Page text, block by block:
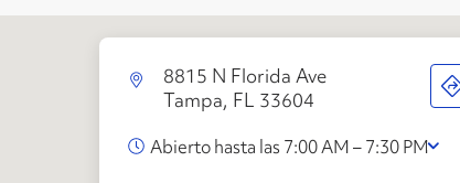
8815 N Florida Ave
Tampa, FL 33604
Abierto hasta las 7:00 AM – 7:30 PM